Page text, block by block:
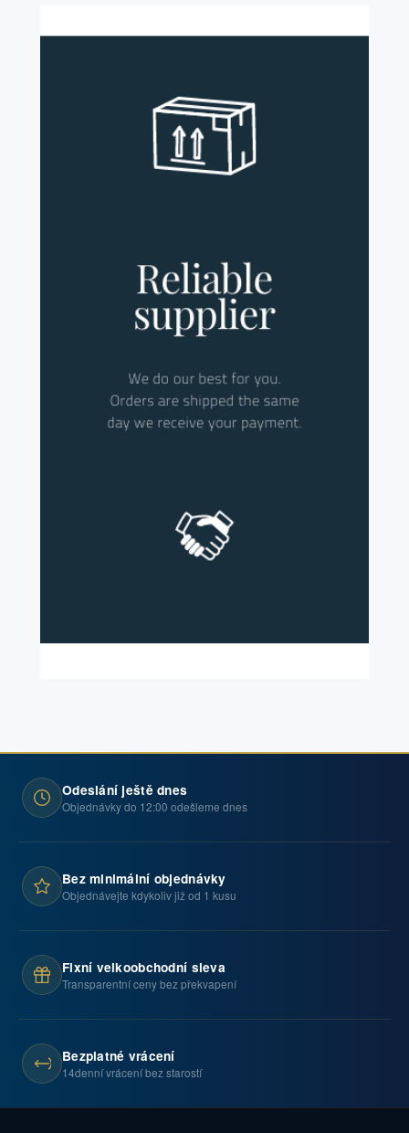
Odeslání ještě dnes
Objednávky do 12:00 odešleme dnes
Bez minimální objednávky
Objednávejte kdykoliv již od 1 kusu
Fixní velkoobchodní sleva
Transparentní ceny bez překvapení
Bezplatné vrácení
14denní vrácení bez starostí